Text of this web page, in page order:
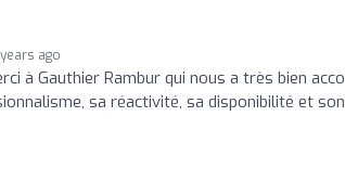
ago
à Gauthier Rambur qui nous a très bien
sa réactivité, sa disponibilité et